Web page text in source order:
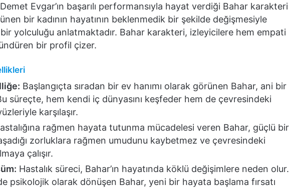
Evgar’ın başarılı performansıyla hayat verdiği Bahar karakteri
bir kadının hayatının beklenmedik bir şekilde değişmesiyle
yolculuğu anlatmaktadır. Bahar karakteri, izleyicilere hem empati
bir profil çizer.
Başlangıçta sıradan bir ev hanımı olarak görünen Bahar, ani bir
süreçte, hem kendi iç dünyasını keşfeder hem de çevresindeki
karşılaşır.
rağmen hayata tutunma mücadelesi veren Bahar, güçlü bir
zorluklara rağmen umudunu kaybetmez ve çevresindeki
çalışır.
Hastalık süreci, Bahar’ın hayatında köklü değişimlere neden olur.
psikolojik olarak dönüşen Bahar, yeni bir hayata başlama fırsatı